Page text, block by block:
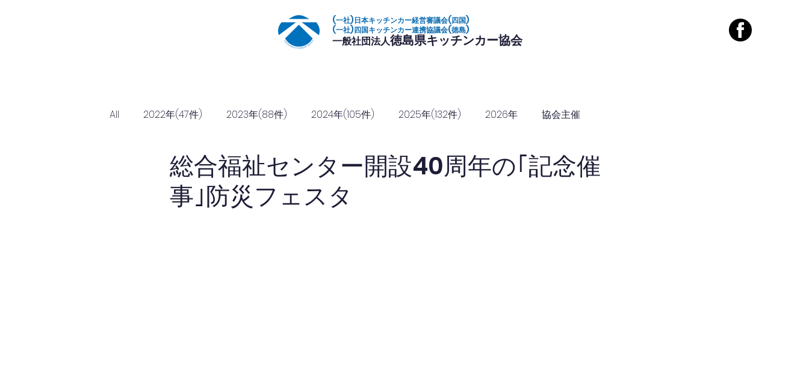
(一社)日本キッチンカー経営審議会(四国)
(一社)四国キッチンカー連携協議会(徳島)
一般社団法人徳島県キッチンカー協会
All 2022年(47件) 2023年(88件) 2024年(105件) 2025年(132件) 2026年 協会主催
総合福祉センター開設40周年の｢記念催
事｣防災フェスタ